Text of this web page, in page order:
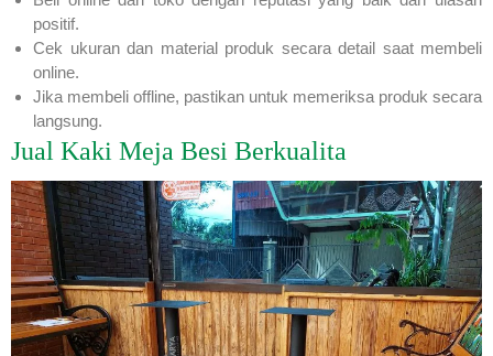
positif.
Cek ukuran dan material produk secara detail saat membeli
online.
Jika membeli offline, pastikan untuk memeriksa produk secara
langsung.
Jual Kaki Meja Besi Berkualita